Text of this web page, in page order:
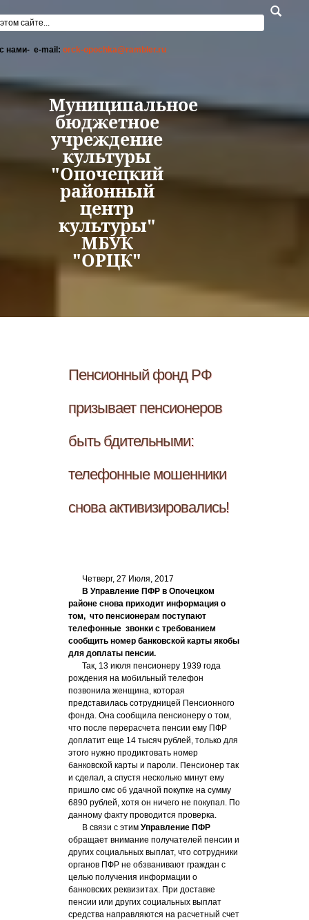
поиска
нами- e-mail: orck-opochka@rambler.ru
Муниципальное
бюджетное
учреждение
культуры
"Опочецкий
районный
центр
культуры"
МБУК
"ОРЦК"
Пенсионный фонд РФ
призывает пенсионеров
быть бдительными:
телефонные мошенники
снова активизировались!
Четверг, 27 Июля, 2017
В Управление ПФР в Опочецком
районе снова приходит информация о
том, что пенсионерам поступают
телефонные звонки с требованием
сообщить номер банковской карты якобы
для доплаты пенсии.
Так, 13 июля пенсионеру 1939 года
рождения на мобильный телефон
позвонила женщина, которая
представилась сотрудницей Пенсионного
фонда. Она сообщила пенсионеру о том,
что после перерасчета пенсии ему ПФР
доплатит еще 14 тысяч рублей, только для
этого нужно продиктовать номер
банковской карты и пароли. Пенсионер так
и сделал, а спустя несколько минут ему
пришло смс об удачной покупке на сумму
6890 рублей, хотя он ничего не покупал. По
данному факту проводится проверка.
В связи с этим Управление ПФР
обращает внимание получателей пенсии и
других социальных выплат, что сотрудники
органов ПФР не обзванивают граждан с
целью получения информации о
банковских реквизитах. При доставке
пенсии или других социальных выплат
средства направляются на расчетный счет